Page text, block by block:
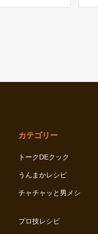
カテゴリー
トークDEクック
うんまかレシピ
チャチャッと男メシ
プロ技レシピ